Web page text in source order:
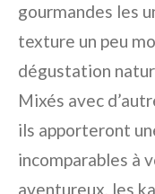
gourmandes les
texture un peu
dégustation
Mixés avec
ils apporteront
incomparables à
aventureux, les